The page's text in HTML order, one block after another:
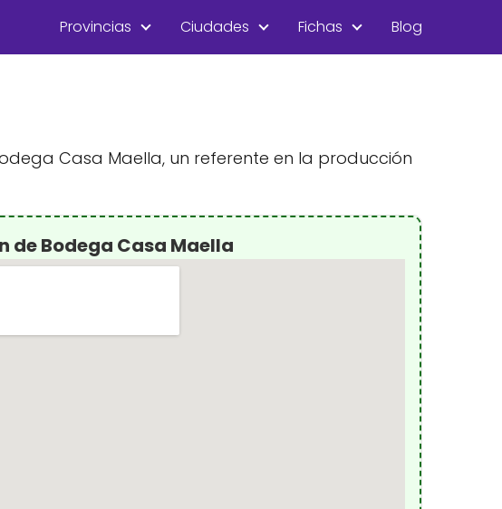
Provincias Ciudades Fichas Blog
Casa Maella, un referente en la producción
de Bodega Casa Maella